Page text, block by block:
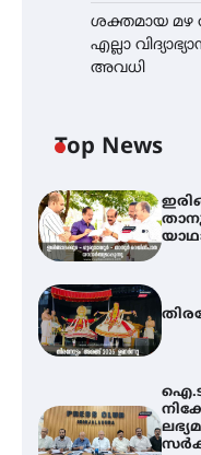
ശക്തമായ മഴ
എല്ലാ
അവധി
Top News